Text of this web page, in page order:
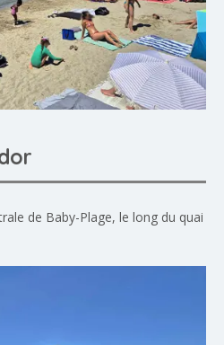
de Baby-Plage, le long du quai